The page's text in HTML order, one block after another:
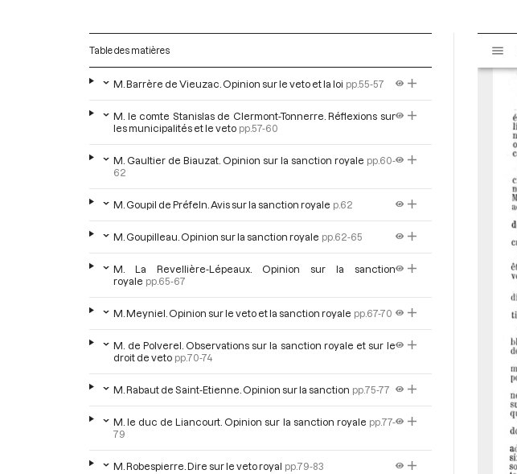
Table des matières
M. Barrère de Vieuzac. Opinion sur le veto et la loi pp.55-57
M. le comte Stanislas de Clermont-Tonnerre. Réflexions sur
les municipalités et le veto pp.57-60
M. Gaultier de Biauzat. Opinion sur la sanction royale pp.60-
62
M. Goupil de Préfeln. Avis sur la sanction royale p.62
M. Goupilleau. Opinion sur la sanction royale pp.62-65
M. La Revellière-Lépeaux. Opinion sur la sanction
royale pp.65-67
M. Meyniel. Opinion sur le veto et la sanction royale pp.67-70
M. de Polverel. Observations sur la sanction royale et sur le
droit de veto pp.70-74
M. Rabaut de Saint-Etienne. Opinion sur la sanction pp.75-77
M. le duc de Liancourt. Opinion sur la sanction royale pp.77-
79
M. Robespierre. Dire sur le veto royal pp.79-83
s